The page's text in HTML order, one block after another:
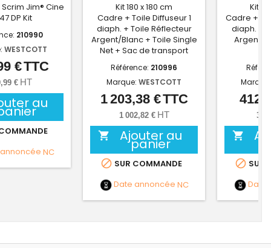
Jim® Cine
DP Kit
210990
WESTCOTT
Prix
€TTC
€ HT
au
NC
Kit 180 x 180 cm
Cadre + Toile Diffuseur 1
diaph. + Toile Réflecteur
Argent/Blanc + Toile Single
Net + Sac de transport
Référence: 210996
Marque: WESTCOTT
Prix
1 203,38 €TTC
1 002,82 € HT
 Ajouter au
panier
 SUR COMMANDE
Date annoncée NC
Kit
Cadre +
diaph. +
Argent/

 SUR
Date